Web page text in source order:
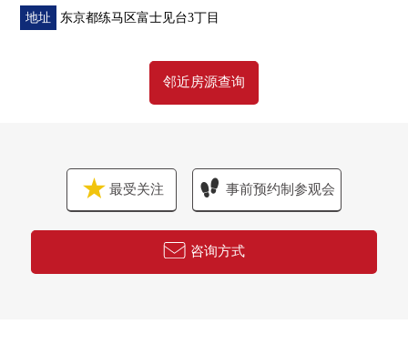
0地板张替
房源的详细、需讨论是如有意向，请跟我们联系。
地址 东京都练马区富士见台3丁目
邻近房源查询
最受关注 事前预约制参观会
咨询方式